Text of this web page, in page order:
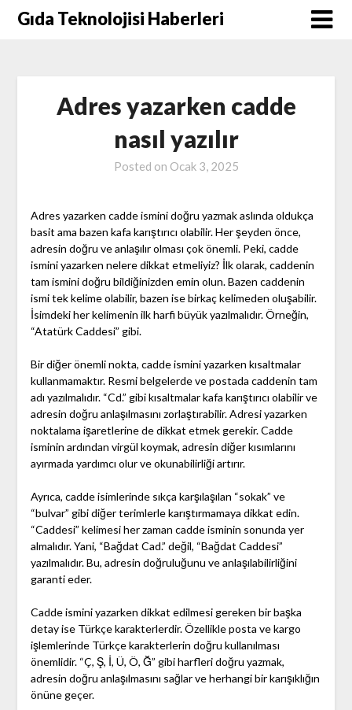
SkipGıda Teknolojisi Haberleri
Adres yazarken cadde
nasıl yazılır
Posted on Ocak 3, 2025
Adres yazarken cadde ismini doğru yazmak aslında oldukça
basit ama bazen kafa karıştırıcı olabilir. Her şeyden önce,
adresin doğru ve anlaşılır olması çok önemli. Peki, cadde
ismini yazarken nelere dikkat etmeliyiz? İlk olarak, caddenin
tam ismini doğru bildiğinizden emin olun. Bazen caddenin
ismi tek kelime olabilir, bazen ise birkaç kelimeden oluşabilir.
İsimdeki her kelimenin ilk harfi büyük yazılmalıdır. Örneğin,
“Atatürk Caddesi” gibi.
Bir diğer önemli nokta, cadde ismini yazarken kısaltmalar
kullanmamaktır. Resmi belgelerde ve postada caddenin tam
adı yazılmalıdır. “Cd.” gibi kısaltmalar kafa karıştırıcı olabilir ve
adresin doğru anlaşılmasını zorlaştırabilir. Adresi yazarken
noktalama işaretlerine de dikkat etmek gerekir. Cadde
isminin ardından virgül koymak, adresin diğer kısımlarını
ayırmada yardımcı olur ve okunabilirliği artırır.
Ayrıca, cadde isimlerinde sıkça karşılaşılan “sokak” ve
“bulvar” gibi diğer terimlerle karıştırmamaya dikkat edin.
“Caddesi” kelimesi her zaman cadde isminin sonunda yer
almalıdır. Yani, “Bağdat Cad.” değil, “Bağdat Caddesi”
yazılmalıdır. Bu, adresin doğruluğunu ve anlaşılabilirliğini
garanti eder.
Cadde ismini yazarken dikkat edilmesi gereken bir başka
detay ise Türkçe karakterlerdir. Özellikle posta ve kargo
işlemlerinde Türkçe karakterlerin doğru kullanılması
önemlidir. “Ç, Ş, İ, Ü, Ö, Ğ” gibi harfleri doğru yazmak,
adresin doğru anlaşılmasını sağlar ve herhangi bir karışıklığın
önüne geçer.